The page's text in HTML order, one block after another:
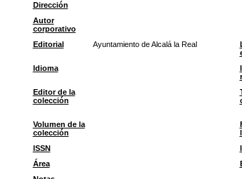
Dirección
Autor
corporativo
Editorial Ayuntamiento de Alcalá la Real
Idioma
Editor de la
colección
Volumen de la
colección
ISSN
Área